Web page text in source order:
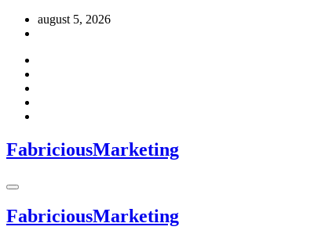
Videreaugust 5, 2026
FabriciousMarketing
FabriciousMarketing